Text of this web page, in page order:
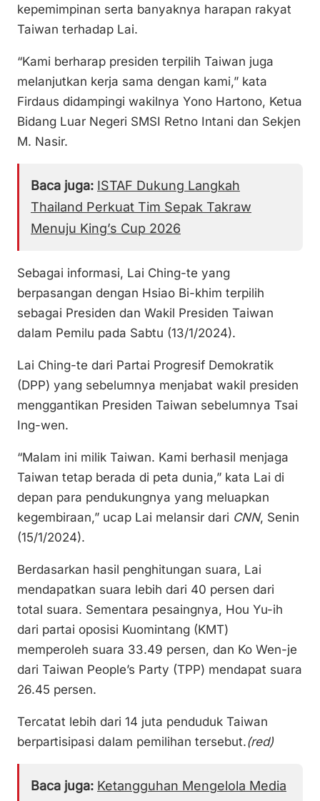
kepemimpinan serta banyaknya harapan rakyat
Taiwan terhadap Lai.
“Kami berharap presiden terpilih Taiwan juga
melanjutkan kerja sama dengan kami,” kata
Firdaus didampingi wakilnya Yono Hartono, Ketua
Bidang Luar Negeri SMSI Retno Intani dan Sekjen
M. Nasir.
Baca juga: ISTAF Dukung Langkah
Thailand Perkuat Tim Sepak Takraw
Menuju King’s Cup 2026
Sebagai informasi, Lai Ching-te yang
berpasangan dengan Hsiao Bi-khim terpilih
sebagai Presiden dan Wakil Presiden Taiwan
dalam Pemilu pada Sabtu (13/1/2024).
Lai Ching-te dari Partai Progresif Demokratik
(DPP) yang sebelumnya menjabat wakil presiden
menggantikan Presiden Taiwan sebelumnya Tsai
Ing-wen.
“Malam ini milik Taiwan. Kami berhasil menjaga
Taiwan tetap berada di peta dunia,” kata Lai di
depan para pendukungnya yang meluapkan
kegembiraan,” ucap Lai melansir dari CNN, Senin
(15/1/2024).
Berdasarkan hasil penghitungan suara, Lai
mendapatkan suara lebih dari 40 persen dari
total suara. Sementara pesaingnya, Hou Yu-ih
dari partai oposisi Kuomintang (KMT)
memperoleh suara 33.49 persen, dan Ko Wen-je
dari Taiwan People’s Party (TPP) mendapat suara
26.45 persen.
Tercatat lebih dari 14 juta penduduk Taiwan
berpartisipasi dalam pemilihan tersebut.(red)
Baca juga: Ketangguhan Mengelola Media